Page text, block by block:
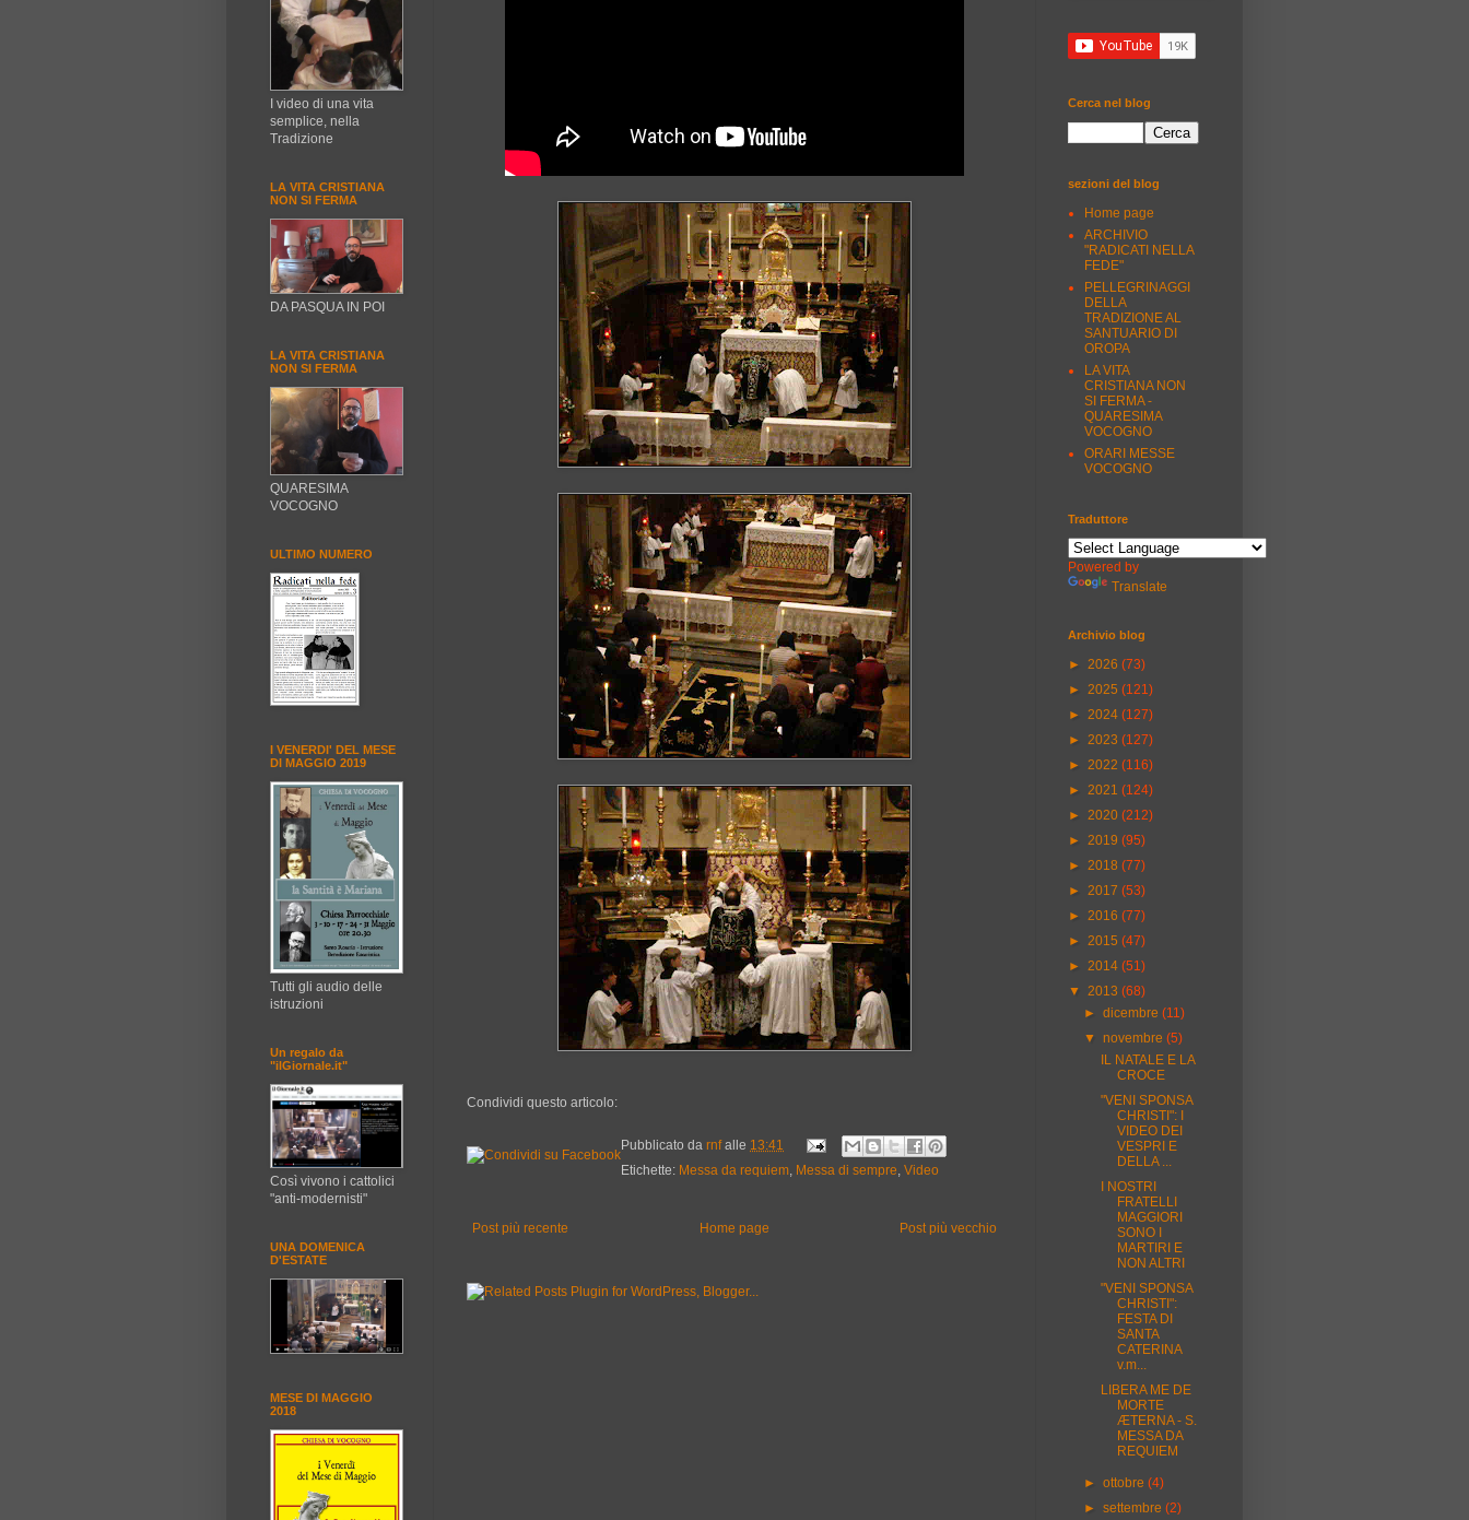
Condividi questo articolo:
Pubblicato da rnfalle 13:41
Etichette: Messa da requiem, Messa di sempre, Video
Post più recente Post più vecchio
Home page
I video di una vita
semplice, nella
Tradizione
LA VITA CRISTIANA
NON SI FERMA
DA PASQUA IN POI
LA VITA CRISTIANA
NON SI FERMA
QUARESIMA
VOCOGNO
ULTIMO NUMERO
I VENERDI' DEL MESE
DI MAGGIO 2019
Tutti gli audio delle
istruzioni
Un regalo da
"ilGiornale.it"
Così vivono i cattolici
"anti-modernisti"
UNA DOMENICA
D'ESTATE
MESE DI MAGGIO
2018
Cerca nel blog
sezioni del blog
Home page
ARCHIVIO
"RADICATI NELLA
FEDE"
PELLEGRINAGGI
DELLA
TRADIZIONE AL
SANTUARIO DI
OROPA
LA VITA
CRISTIANA NON
SI FERMA -
QUARESIMA
VOCOGNO
ORARI MESSE
VOCOGNO
Traduttore
Powered by
Translate
Archivio blog
► 2026 (73)
► 2025 (121)
► 2024 (127)
► 2023 (127)
► 2022 (116)
► 2021 (124)
► 2020 (212)
► 2019 (95)
► 2018 (77)
► 2017 (53)
► 2016 (77)
► 2015 (47)
► 2014 (51)
▼ 2013 (68)
►dicembre(11)
▼novembre(5)
IL NATALE E LA
CROCE
"VENI SPONSA
CHRISTI": I
VIDEO DEI
VESPRI E
DELLA ...
I NOSTRI
FRATELLI
MAGGIORI
SONO I
MARTIRI E
NON ALTRI
"VENI SPONSA
CHRISTI":
FESTA DI
SANTA
CATERINA
v.m...
LIBERA ME DE
MORTE
ÆTERNA - S.
MESSA DA
REQUIEM
►ottobre(4)
►settembre(2)